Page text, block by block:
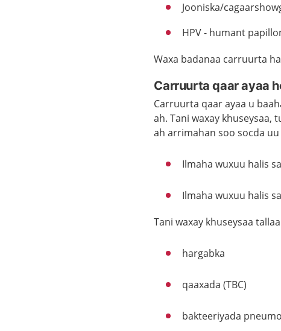
Jooniska/
HPV - humant
Waxa badanaa carruurta
Carruurta qaar ayaa
Carruurta qaar ayaa u
ah. Tani waxay khuseysaa,
ah arrimahan soo socda
Ilmaha wuxuu halis
Ilmaha wuxuu halis
Tani waxay khuseysaa
hargabka
qaaxada (TBC)
bakteeriyada